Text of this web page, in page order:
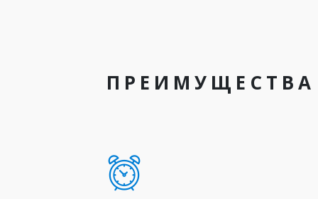
ПРЕИМУЩЕСТВА